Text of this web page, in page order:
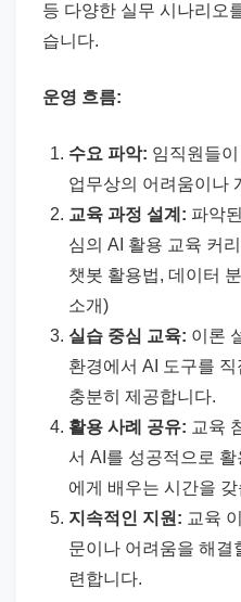
등 다양한 실무 시나리오
습니다.
운영 흐름:
수요 파악: 임직원들
업무상의 어려움이나
교육 과정 설계: 파악
심의 AI 활용 교육 커
챗봇 활용법, 데이터
소개)
실습 중심 교육: 이론
환경에서 AI 도구를
충분히 제공합니다.
활용 사례 공유: 교육
서 AI를 성공적으로
에게 배우는 시간을
지속적인 지원: 교육
문이나 어려움을 해결
련합니다.